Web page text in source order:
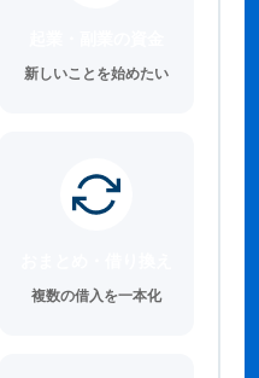
新しいことを始めたい
複数の借入を一本化